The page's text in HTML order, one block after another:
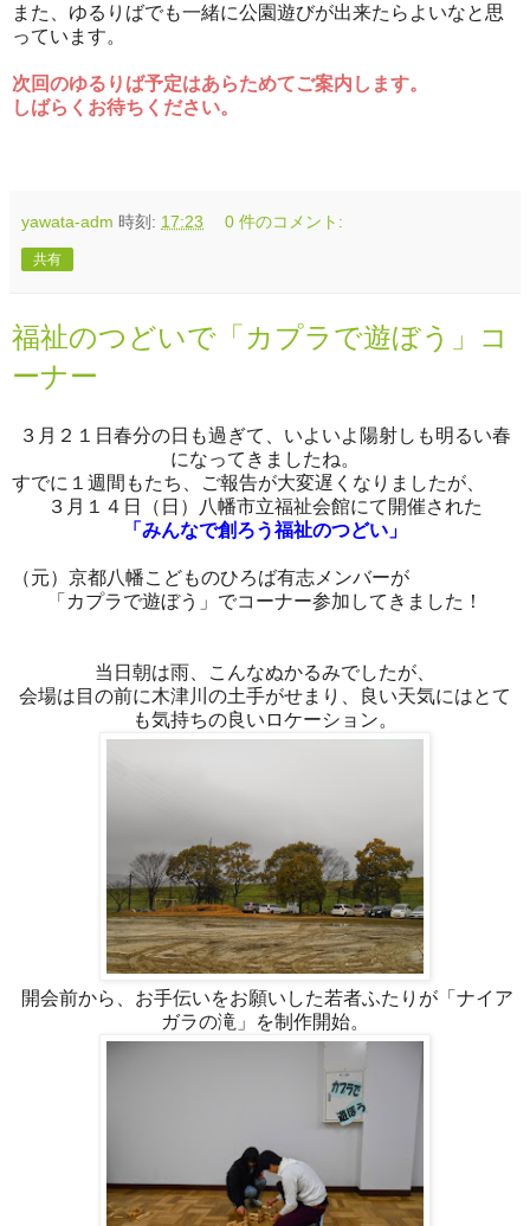
また、ゆるりばでも一緒に公園遊びが出来たらよいなと思
っています。
次回のゆるりば予定はあらためてご案内します。
しばらくお待ちください。
yawata-adm 時刻: 17:23 0 件のコメント:
共有
福祉のつどいで「カプラで遊ぼう」コ
ーナー
３月２１日春分の日も過ぎて、いよいよ陽射しも明るい春
になってきましたね。
すでに１週間もたち、ご報告が大変遅くなりましたが、
３月１４日（日）八幡市立福祉会館にて開催された
「みんなで創ろう福祉のつどい」
（元）京都八幡こどものひろば有志メンバーが
「カプラで遊ぼう」でコーナー参加してきました！
当日朝は雨、こんなぬかるみでしたが、
会場は目の前に木津川の土手がせまり、良い天気にはとて
も気持ちの良いロケーション。
開会前から、お手伝いをお願いした若者ふたりが「ナイア
ガラの滝」を制作開始。